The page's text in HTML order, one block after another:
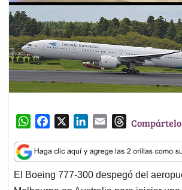
W
a
t
s
c
e
b
n
k
e
a
i
l
T
r
e
a
Compártelo
El Boeing 777-300 despegó del